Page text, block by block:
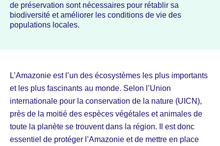
de préservation sont nécessaires pour rétablir sa
biodiversité et améliorer les conditions de vie des
populations locales.
L’Amazonie est l’un des écosystèmes les plus importants
et les plus fascinants au monde. Selon l’Union
internationale pour la conservation de la nature (UICN),
près de la moitié des espèces végétales et animales de
toute la planète se trouvent dans la région. Il est donc
essentiel de protéger l’Amazonie et de mettre en place